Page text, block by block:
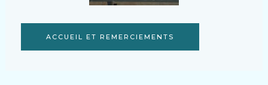
ACCUEIL ET REMERCIEMENTS